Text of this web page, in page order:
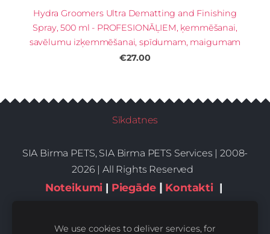
Hydra Groomers Ultra Dematting and Finishing
Spray, 500 ml - PROFESIONĀĻIEM, ķemmēšanai,
savēlumu izķemmēšanai, spīdumam, maigumam
€27.00
Sīkdatnes
SIA Birma PETS, SIA Birma PETS Services | 2008-
2026 | All Rights Reserved
Noteikumi | Piegāde | Kontakti|
We use cookies to deliver services, for